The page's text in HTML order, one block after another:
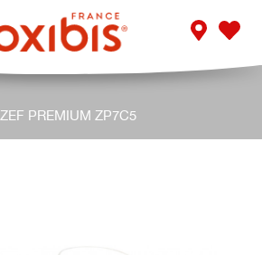
ZEF PREMIUM ZP7C5